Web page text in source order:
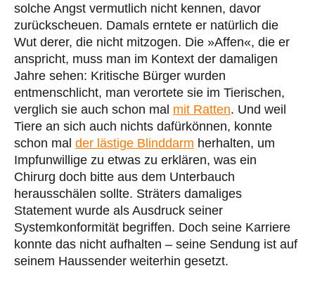
solche Angst vermutlich nicht kennen, davor
zurückscheuen. Damals erntete er natürlich die
Wut derer, die nicht mitzogen. Die »Affen«, die er
anspricht, muss man im Kontext der damaligen
Jahre sehen: Kritische Bürger wurden
entmenschlicht, man verortete sie im Tierischen,
verglich sie auch schon mal mit Ratten. Und weil
Tiere an sich auch nichts dafürkönnen, konnte
schon mal der lästige Blinddarm herhalten, um
Impfunwillige zu etwas zu erklären, was ein
Chirurg doch bitte aus dem Unterbauch
herausschälen sollte. Sträters damaliges
Statement wurde als Ausdruck seiner
Systemkonformität begriffen. Doch seine Karriere
konnte das nicht aufhalten – seine Sendung ist auf
seinem Haussender weiterhin gesetzt.